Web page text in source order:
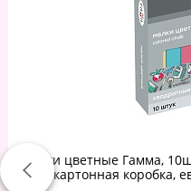
Мелки цветные Гамма,
картонная коробка,